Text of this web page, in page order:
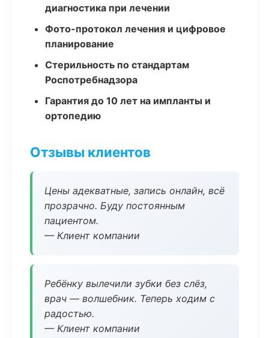
диагностика при лечении
Фото-протокол лечения и цифровое
планирование
Стерильность по стандартам
Роспотребнадзора
Гарантия до 10 лет на импланты и
ортопедию
Отзывы клиентов
Цены адекватные, запись онлайн, всё
прозрачно. Буду постоянным
пациентом.
— Клиент компании
Ребёнку вылечили зубки без слёз,
врач — волшебник. Теперь ходим с
радостью.
— Клиент компании